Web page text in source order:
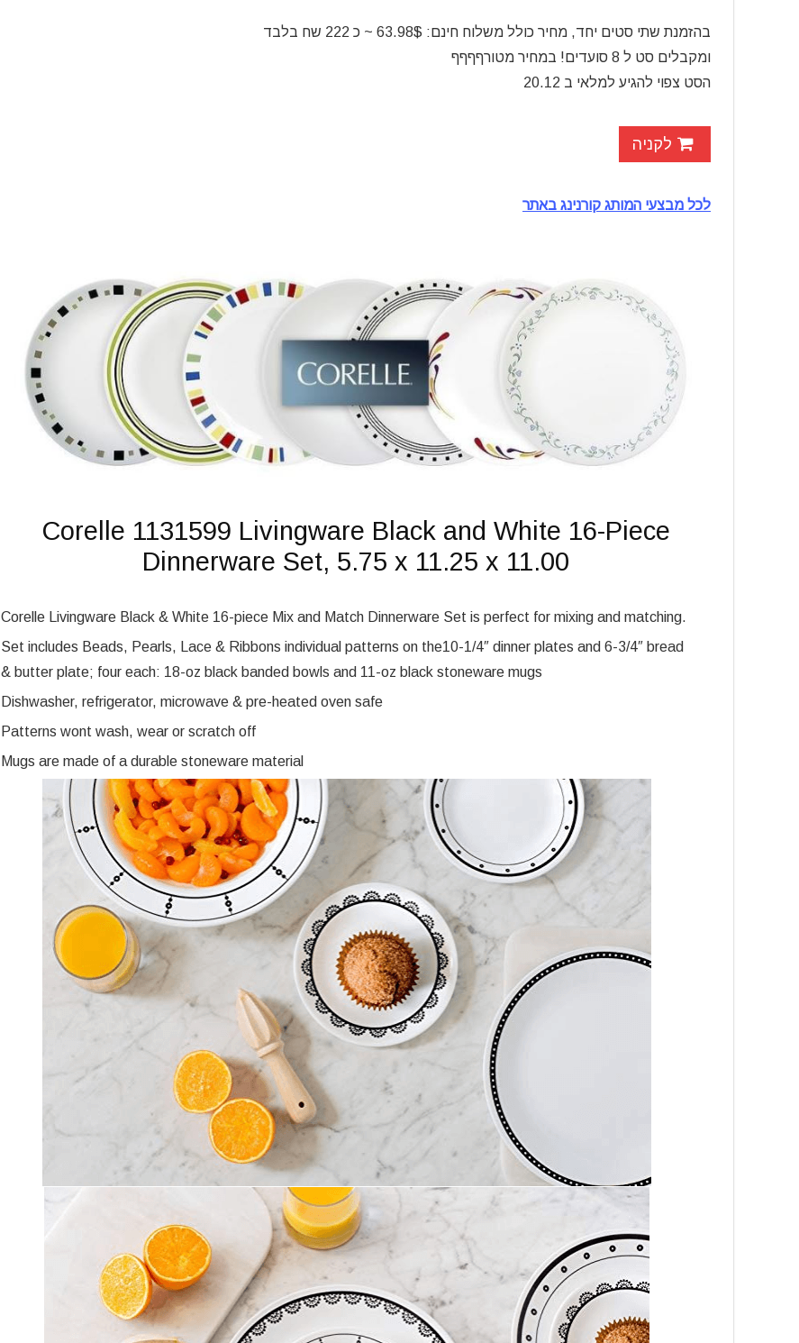
בהזמנת שתי סטים יחד, מחיר כולל משלוח חינם: 63.98$ ~ כ 222 שח בלבד
ומקבלים סט ל 8 סועדים! במחיר מטורףףףף
הסט צפוי להגיע למלאי ב 20.12
לקניה
לכל מבצעי המותג קורנינג באתר
Corelle 1131599 Livingware Black and White 16-Piece
Dinnerware Set, 5.75 x 11.25 x 11.00
Corelle Livingware Black & White 16-piece Mix and Match Dinnerware Set is perfect for mixing and matching.
Set includes Beads, Pearls, Lace & Ribbons individual patterns on the10-1/4″ dinner plates and 6-3/4″ bread
& butter plate; four each: 18-oz black banded bowls and 11-oz black stoneware mugs
Dishwasher, refrigerator, microwave & pre-heated oven safe
Patterns wont wash, wear or scratch off
Mugs are made of a durable stoneware material